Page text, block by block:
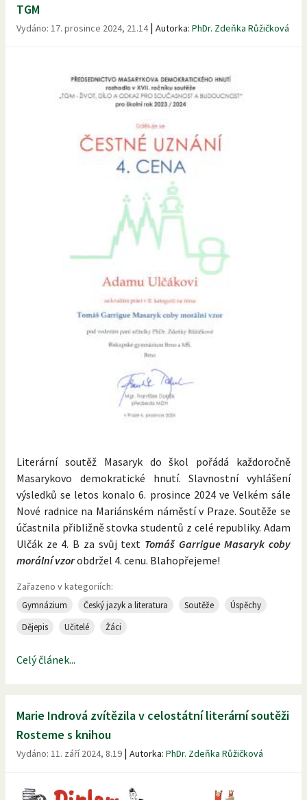
TGM
Vydáno: 17. prosince 2024, 21.14| Autorka: PhDr. Zdeňka Růžičková
Literární soutěž Masaryk do škol pořádá každoročně
Masarykovo demokratické hnutí. Slavnostní vyhlášení
výsledků se letos konalo 6. prosince 2024 ve Velkém sále
Nové radnice na Mariánském náměstí v Praze. Soutěže se
účastnila přibližně stovka studentů z celé republiky. Adam
Ulčák ze 4. B za svůj text Tomáš Garrigue Masaryk coby
morální vzorobdržel 4. cenu. Blahopřejeme!
Zařazeno v kategoriích:
Gymnázium Český jazyk a literatura Soutěže
Úspěchy
Dějepis
Učitelé Žáci
Celý článek...
Marie Indrová zvítězila v celostátní literární soutěži
Rosteme s knihou
Vydáno: 11. září 2024, 8.19 | Autorka: PhDr. Zdeňka Růžičková